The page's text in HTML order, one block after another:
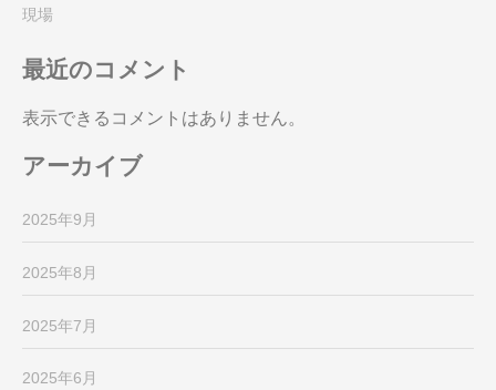
現場
最近のコメント
表示できるコメントはありません。
アーカイブ
2025年9月
2025年8月
2025年7月
2025年6月